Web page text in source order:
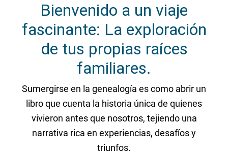
Bienvenido a un viaje
fascinante: La exploración
de tus propias raíces
familiares.
Sumergirse en la genealogía es como abrir un
libro que cuenta la historia única de quienes
vivieron antes que nosotros, tejiendo una
narrativa rica en experiencias, desafíos y
triunfos.